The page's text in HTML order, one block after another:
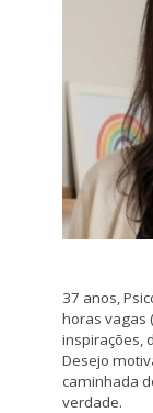
37 anos,
horas vagas
inspirações,
Desejo
caminhada
verdade.